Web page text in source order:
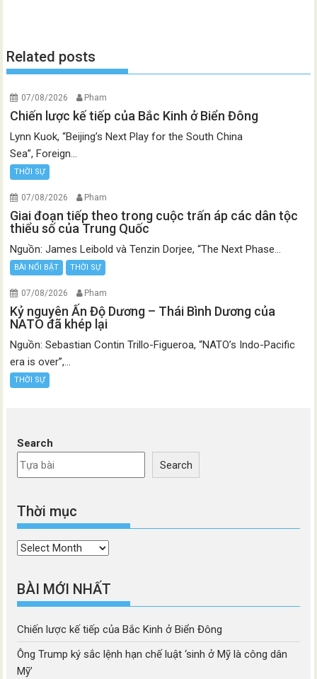
Related posts
07/08/2026 Pham
Chiến lược kế tiếp của Bắc Kinh ở Biển Đông
Lynn Kuok, “Beijing’s Next Play for the South China
Sea”, Foreign...
THỜI SỰ
07/08/2026 Pham
Giai đoạn tiếp theo trong cuộc trấn áp các dân tộc
thiểu số của Trung Quốc
Nguồn: James Leibold và Tenzin Dorjee, “The Next Phase...
BÀI NỔI BẬT THỜI SỰ
07/08/2026 Pham
Kỷ nguyên Ấn Độ Dương – Thái Bình Dương của
NATO đã khép lại
Nguồn: Sebastian Contin Trillo-Figueroa, “NATO’s Indo-Pacific
era is over”,...
THỜI SỰ
Search
Search
Thời mục
Thời
BÀI MỚI NHẤT
Chiến lược kế tiếp của Bắc Kinh ở Biển Đông
Ông Trump ký sắc lệnh hạn chế luật ‘sinh ở Mỹ là công dân
Mỹ’